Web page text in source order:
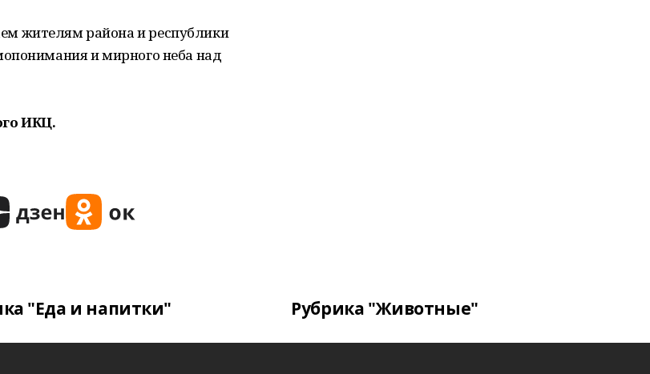
жителям района и республики
и мирного неба над
ИКЦ.
"Еда и напитки" Рубрика "Животные"